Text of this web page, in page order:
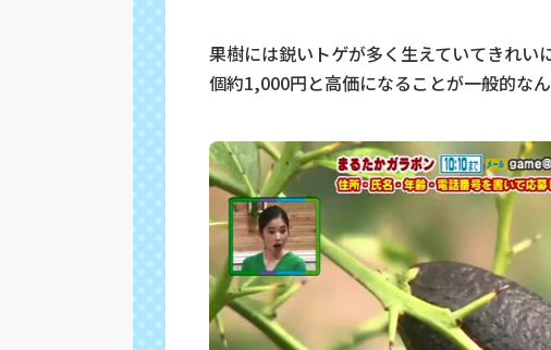
果樹には鋭いトゲが多く生えていてきれ
個約1,000円と高価になることが一般的なん